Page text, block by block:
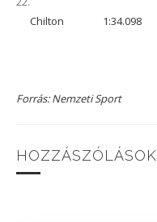
Chilton
1:34.098
Forrás: Nemzeti Sport
HOZZÁSZÓLÁSOK